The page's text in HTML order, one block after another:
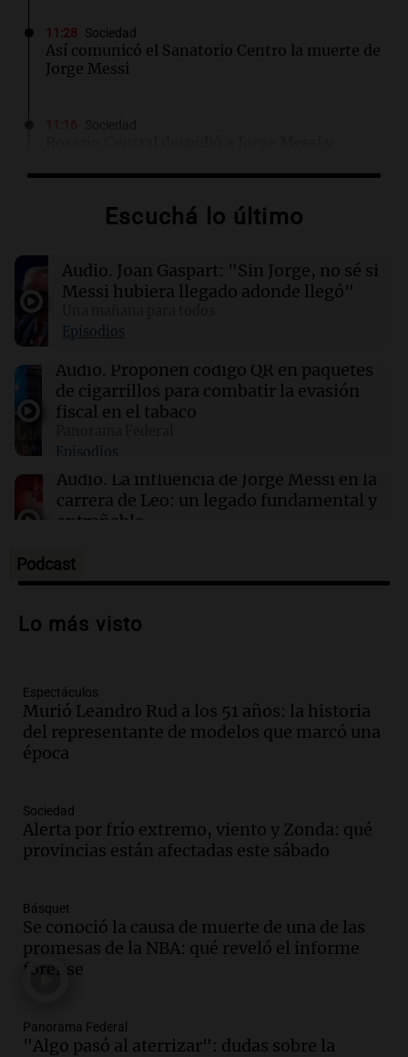
11:28 Sociedad
Así comunicó el Sanatorio Centro la muerte de
Jorge Messi
Panorama Federal
al anciano de 88 años para robarle en
Concepción
10:59 Deportes Rosario
Newell’s despidió a Jorge Messi y puso su
bandera a media asta en Bella Vista
10:53 Deportes
la mañana y volvía a las 9 de la noche"
Escuchá lo último
Audio. Joan Gaspart: "Sin Jorge, no sé si
Messi hubiera llegado adonde llegó"
Episodios
Audio. Proponen código QR en paquetes
de cigarrillos para combatir la evasión
fiscal en el tabaco
Episodios
Audio. La influencia de Jorge Messi en la
carrera de Leo: un legado fundamental y
entrañable
Episodios
Audio.El orgullo y el sueño argentino de
Vargas en 2007
Audio.
Iniciativa ciudadana busca
limpiar el río Suquía de residuos sólidos
con el apoyo municipal
Panorama Federal
Audio.
las nuevas detenciones: "En esa casa
todos tenían algo que ver"
Audio. Jorge Roni Vargas habla del
crecimiento futbolístico de su hijo en el
Barcelona y su futuro
Panorama Federal
Audio.Nutricionista derribó el mito del
desayuno ideal: ¿ qué alimentos
Podcast
Lo más visto
Espectáculos
Murió Leandro Rud a los 51 años: la historia
del representante de modelos que marcó una
época
Sociedad
Alerta por frío extremo, viento y Zonda: qué
provincias están afectadas este sábado
Básquet
Se conoció la causa de muerte de una de las
promesas de la NBA: qué reveló el informe
forense
Panorama Federal
"Algo pasó al aterrizar": dudas sobre la